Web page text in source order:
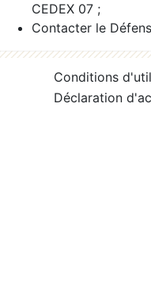
CEDEX 07 ;
Contacter le
Conditions
Déclaration